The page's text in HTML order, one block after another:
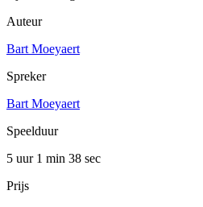
Auteur
Bart Moeyaert
Spreker
Bart Moeyaert
Speelduur
5 uur 1 min 38 sec
Prijs